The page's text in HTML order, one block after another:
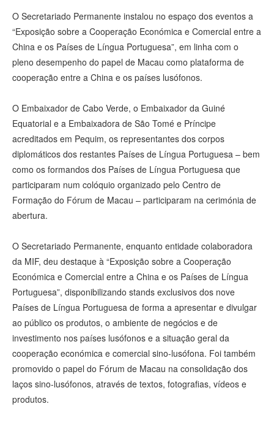
O Secretariado Permanente instalou no espaço dos eventos a
“Exposição sobre a Cooperação Económica e Comercial entre a
China e os Países de Língua Portuguesa”, em linha com o
pleno desempenho do papel de Macau como plataforma de
cooperação entre a China e os países lusófonos.
O Embaixador de Cabo Verde, o Embaixador da Guiné
Equatorial e a Embaixadora de São Tomé e Príncipe
acreditados em Pequim, os representantes dos corpos
diplomáticos dos restantes Países de Língua Portuguesa – bem
como os formandos dos Países de Língua Portuguesa que
participaram num colóquio organizado pelo Centro de
Formação do Fórum de Macau – participaram na cerimónia de
abertura.
O Secretariado Permanente, enquanto entidade colaboradora
da MIF, deu destaque à “Exposição sobre a Cooperação
Económica e Comercial entre a China e os Países de Língua
Portuguesa”, disponibilizando stands exclusivos dos nove
Países de Língua Portuguesa de forma a apresentar e divulgar
ao público os produtos, o ambiente de negócios e de
investimento nos países lusófonos e a situação geral da
cooperação económica e comercial sino-lusófona. Foi também
promovido o papel do Fórum de Macau na consolidação dos
laços sino-lusófonos, através de textos, fotografias, vídeos e
produtos.